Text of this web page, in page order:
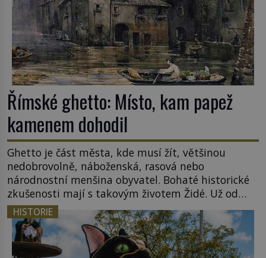
Římské ghetto: Místo, kam papež
kamenem dohodil
Ghetto je část města, kde musí žít, většinou
nedobrovolně, náboženská, rasová nebo
národnostní menšina obyvatel. Bohaté historické
zkušenosti mají s takovým životem Židé. Už od
středověku jsou totiž v každou chvíli nuceni v
nějakém žít. Mezi ty nejslavnější patří i římské
ghetto založené v roce 1555. Pokud jde o vztah
k Židům, nemá se Řím čím chlubit. […]
HISTORIE